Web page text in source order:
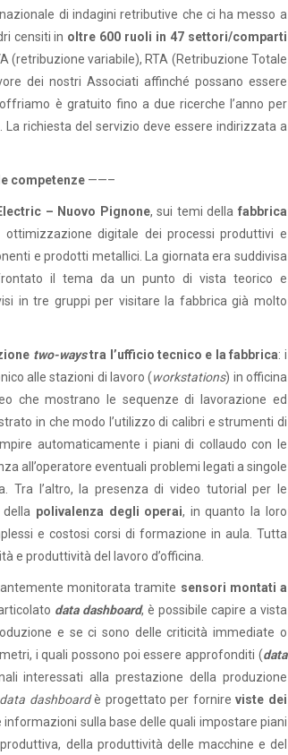
di indagini retributive che ci ha messo a
censiti in oltre 600 ruoli in 47 settori/comparti
(retribuzione variabile), RTA (Retribuzione Totale
dei nostri Associati affinché possano essere
è gratuito fino a due ricerche l’anno per
richiesta del servizio deve essere indirizzata a
competenze ——–
– Nuovo Pignone, sui temi della fabbrica
digitale dei processi produttivi e
e prodotti metallici. La giornata era suddivisa
il tema da un punto di vista teorico e
in tre gruppi per visitare la fabbrica già molto
two-waystra l’ufficio tecnico e la fabbrica: i
alle stazioni di lavoro (workstations) in officina
che mostrano le sequenze di lavorazione ed
in che modo l’utilizzo di calibri e strumenti di
automaticamente i piani di collaudo con le
all’operatore eventuali problemi legati a singole
Tra l’altro, la presenza di video tutorial per le
polivalenza degli operai, in quanto la loro
e costosi corsi di formazione in aula. Tutta
e produttività del lavoro d’officina.
monitorata tramite sensori montati a
data dashboard, è possibile capire a vista
e se ci sono delle criticità immediate o
i quali possono poi essere approfonditi (data
interessati alla prestazione della produzione
data dashboardè progettato per fornireviste dei
sulla base delle quali impostare piani
della produttività delle macchine e del